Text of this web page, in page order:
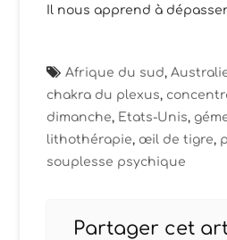
Il nous apprend à
Afrique du sud,
chakra du plexus,
dimanche, Etats-Unis,
lithothérapie, œil de tigre,
souplesse psychique
Partager cet